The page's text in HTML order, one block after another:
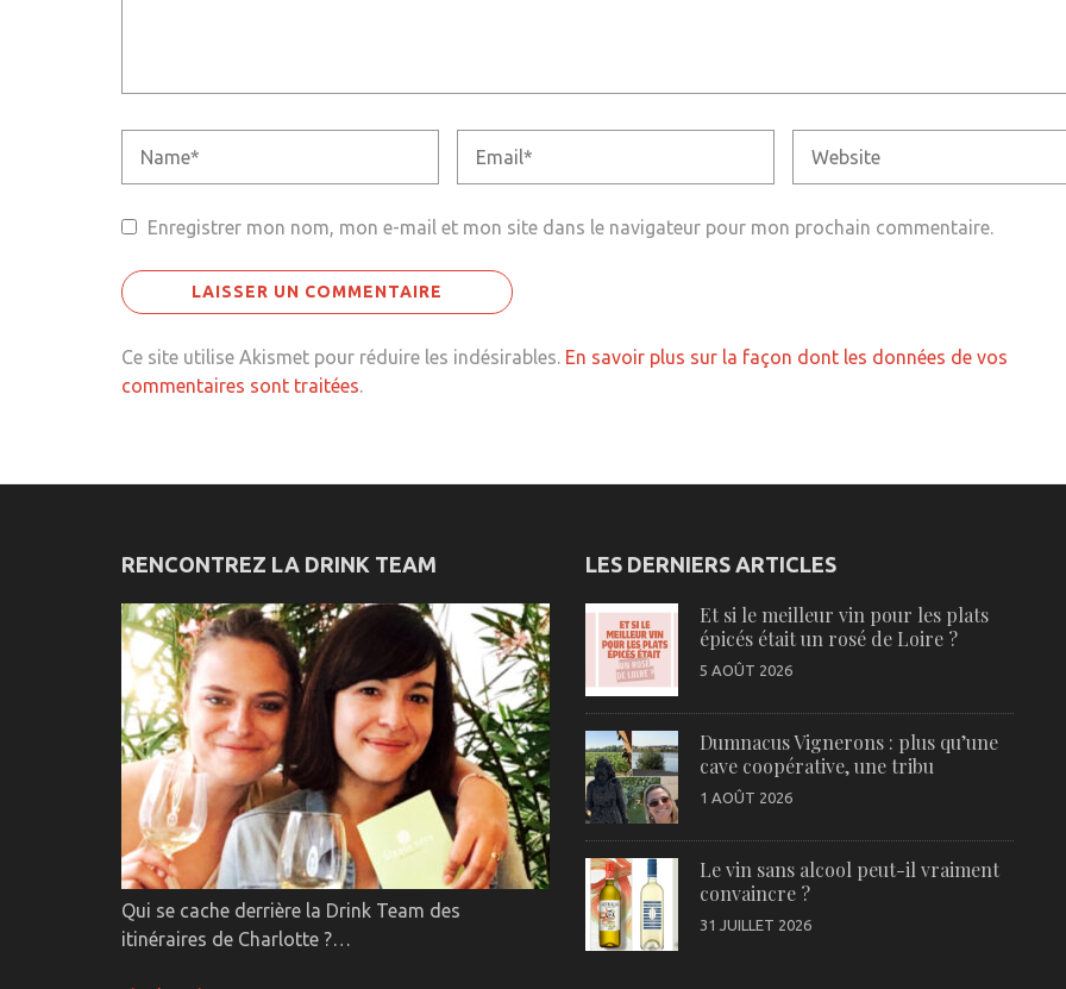
Enregistrer mon nom, mon e-mail et mon site dans le navigateur pour mon prochain commentaire.
Ce site utilise Akismet pour réduire les indésirables. En savoir plus sur la façon dont les données de vos
commentaires sont traitées.
RENCONTREZ LA DRINK TEAM
Qui se cache derrière la Drink Team des
itinéraires de Charlotte ?…
LES DERNIERS ARTICLES
Et si le meilleur vin pour les plats
épicés était un rosé de Loire ?
5 AOÛT 2026
Dumnacus Vignerons : plus qu’une
cave coopérative, une tribu
1 AOÛT 2026
Le vin sans alcool peut-il vraiment
convaincre ?
31 JUILLET 2026